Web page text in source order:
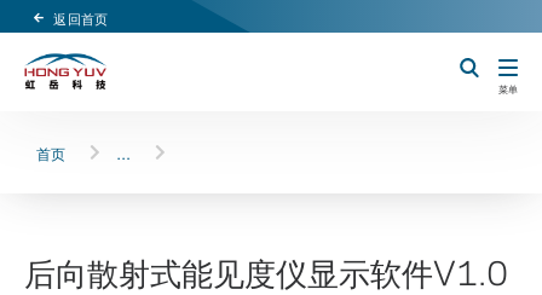
返回首页
Header Logo
切换搜索
菜单
首页 …
后向散射式能见度仪显示软件V1.0